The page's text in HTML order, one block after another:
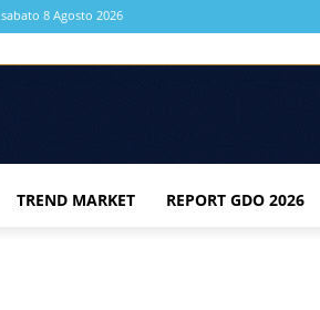
sabato 8 Agosto 2026
TREND MARKET REPORT GDO 2026